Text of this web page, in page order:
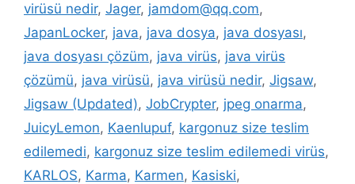
virüsü nedir, Jager, jamdom@qq.com,
JapanLocker, java, java dosya, java dosyası,
java dosyası çözüm, java virüs, java virüs
çözümü, java virüsü, java virüsü nedir, Jigsaw,
Jigsaw (Updated), JobCrypter, jpeg onarma,
JuicyLemon, Kaenlupuf, kargonuz size teslim
edilemedi, kargonuz size teslim edilemedi virüs,
KARLOS, Karma, Karmen, Kasiski,